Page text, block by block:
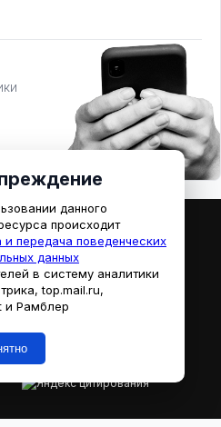
Кино
данного
происходит
и передача поведенческих
данных
в систему аналитики
top.mail.ru,
и Рамблер